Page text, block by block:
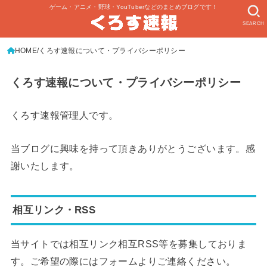
ゲーム・アニメ・野球・YouTuberなどのまとめブログです！
SEARCH
HOME くろす速報について・プライバシーポリシー
くろす速報について・プライバシーポリシー
くろす速報管理人です。
当ブログに興味を持って頂きありがとうございます。感
謝いたします。
相互リンク・RSS
当サイトでは相互リンク相互RSS等を募集しておりま
す。ご希望の際にはフォームよりご連絡ください。